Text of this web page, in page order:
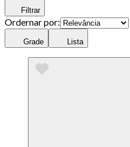
Filtrar
Ordernar por:
Grade Lista